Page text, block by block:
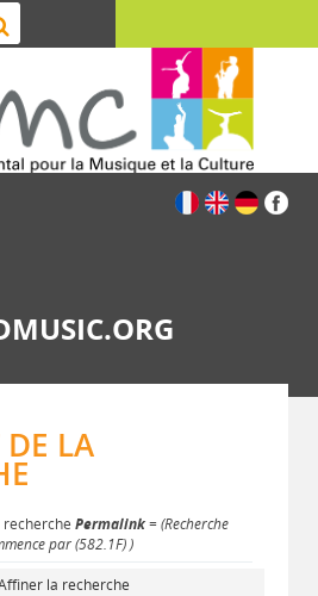
DE LA
Permalink= (Recherche
par (582.1F) )
la recherche